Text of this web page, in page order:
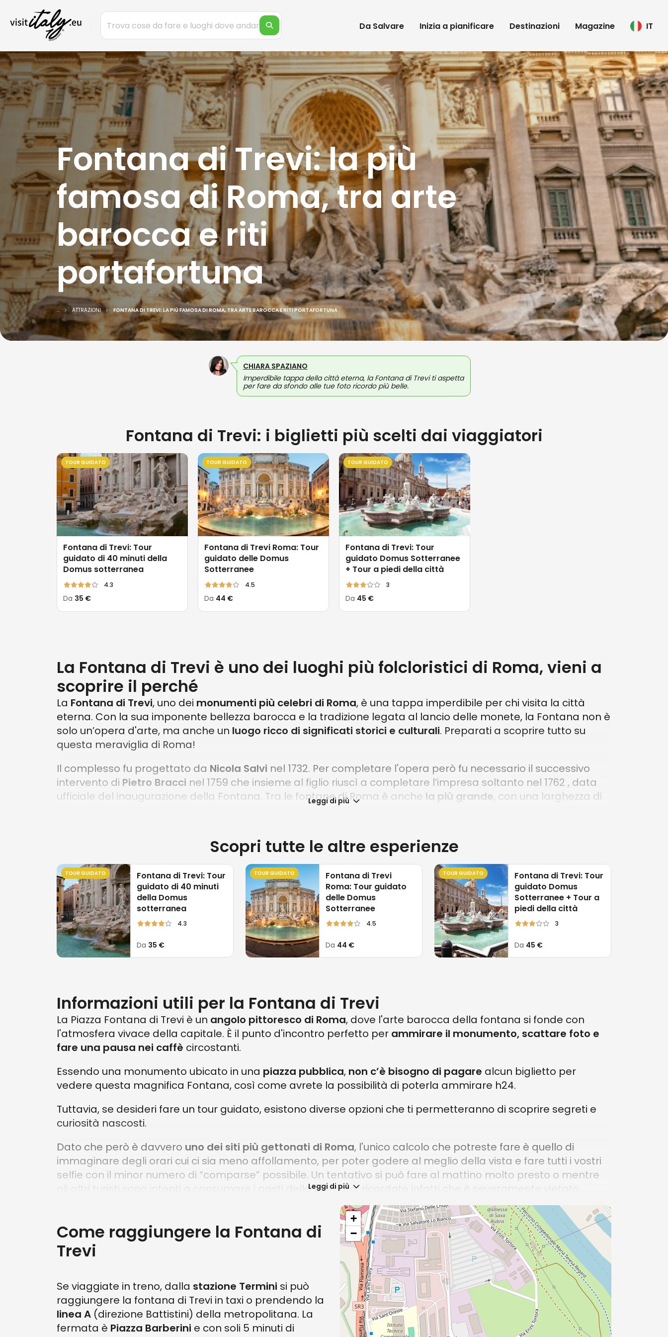
Da Salvare Inizia a pianificare Destinazioni Magazine IT
Fontana di Trevi: la più
famosa di Roma, tra arte
barocca e riti
portafortuna
... ATTRAZIONI FONTANA DI TREVI: LA PIÙ FAMOSA DI ROMA, TRA ARTE BAROCCA E RITI PORTAFORTUNA
CHIARA SPAZIANO
Imperdibile tappa della città eterna, la Fontana di Trevi ti aspetta
per fare da sfondo alle tue foto ricordo più belle.
Fontana di Trevi: i biglietti più scelti dai viaggiatori
TOUR GUIDATO
Fontana di Trevi: Tour
guidato di 40 minuti della
Domus sotterranea
4.3
Da 35 €
TOUR GUIDATO
Fontana di Trevi Roma: Tour
guidato delle Domus
Sotterranee
4.5
Da 44 €
TOUR GUIDATO
Fontana di Trevi: Tour
guidato Domus Sotterranee
+ Tour a piedi della città
3
Da 45 €
La Fontana di Trevi è uno dei luoghi più folcloristici di Roma, vieni a
scoprire il perché
La Fontana di Trevi, uno dei monumenti più celebri di Roma, è una tappa imperdibile per chi visita la città
eterna. Con la sua imponente bellezza barocca e la tradizione legata al lancio delle monete, la Fontana non è
solo un’opera d'arte, ma anche un luogo ricco di significati storici e culturali. Preparati a scoprire tutto su
questa meraviglia di Roma!
Il complesso fu progettato da Nicola Salvi nel 1732. Per completare l'opera però fu necessario il successivo
intervento di Pietro Bracci nel 1759 che insieme al figlio riuscì a completare l’impresa soltanto nel 1762 , data
ufficiale del inaugurazione della Fontana. Tra le fontane di Roma è anche la più grande , con una larghezza di
cavalli alati. I due animali hanno la funzione di rappresentare due momenti specifici dei movimenti del mare,
infatti uno è soprannominato cavallo agitato, mentre l'altro placido. Non è difficile intuire a cosa facciano
riferimento.
Il nome delleFontana, che si trova nell’omonimaPiazza di Trevi a Roma , deve il suo nome alletre vieche
convergevano verso di essa.
La storia di questa meravigliosa Fontana è legata a quella del cosiddetto Aqua Virgo,acquedotto dell'Acqua
Vergineche risale addirittura hai tempidell'imperatore Augusto
un legame che arricchisce ulteriormente la sua storia millenaria.
Non sorprende del resto, che ogni angolo della città eterna sia contraddistinto da una storia che affonda le
radici in un tempo lontanissimo: è anzi parte del fascino immortale di Roma.
Leggi di più
Scopri tutte le altre esperienze
TOUR GUIDATO
Fontana di Trevi: Tour
guidato di 40 minuti
della Domus
sotterranea
4.3
Da 35 €
TOUR GUIDATO
Fontana di Trevi
Roma: Tour guidato
delle Domus
Sotterranee
4.5
Da 44 €
TOUR GUIDATO
Fontana di Trevi: Tour
guidato Domus
Sotterranee + Tour a
piedi della città
3
Da 45 €
Informazioni utili per la Fontana di Trevi
La Piazza Fontana di Trevi è un angolo pittoresco di Roma, dove l'arte barocca della fontana si fonde con
l'atmosfera vivace della capitale. È il punto d'incontro perfetto per ammirare il monumento, scattare foto e
fare una pausa nei caffè circostanti.
Essendo una monumento ubicato in una piazza pubblica, non c’è bisogno di pagare alcun biglietto per
vedere questa magnifica Fontana, così come avrete la possibilità di poterla ammirare h24.
Tuttavia, se desideri fare un tour guidato, esistono diverse opzioni che ti permetteranno di scoprire segreti e
curiosità nascosti.
Dato che però è davvero uno dei siti più gettonati di Roma, l'unico calcolo che potreste fare è quello di
immaginare degli orari cui ci sia meno affollamento, per poter godere al meglio della vista e fare tutti i vostri
selfie con il minor numero di “comparse” possibile. Un tentativo si può fare al mattino molto presto o mentre
gli altri turisti sono intenti a consumare i pasti della giornata: ricordate infatti che è severamente vietato
Altri promemoria importanti: è vietato fare il bagno nella fontana o sedersi sui bordi della struttura. Rispetta
sempre l’ambiente e gli altri visitatori per garantire un’esperienza piacevole a tutti.
Quali sono i migliori tour per vedere la Fontana di Trevi
La Fontana di Trevi come abbiamo detto, è uno dei monumenti più amati e fotografati di Roma. Ma come
tutte le cose più famose, c’è sempre qualcosa di nuovo in proposito che attende soltanto di essere scoperto e
uno di questi tour potrebbe essere proprio ciò che stavi cercando!
Fontana di Trevi Roma: Tour guidato delle Domus Sotterranee
Leggi di più
Come raggiungere la Fontana di
Trevi
Se viaggiate in treno, dalla stazione Termini si può
raggiungere la fontana di Trevi in taxi o prendendo la
linea A (direzione Battistini) della metropolitana. La
fermata è Piazza Barberini e con soli 5 minuti di
+
−